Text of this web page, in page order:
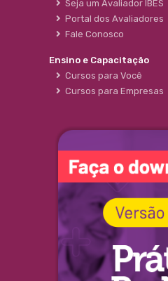
Seja um Avaliador IBES
Portal dos Avaliadores
Fale Conosco
Ensino e Capacitação
Cursos para Você
Cursos para Empresas